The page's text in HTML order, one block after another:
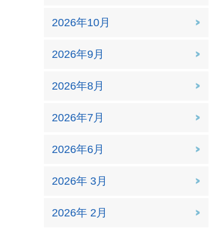
2026年10月
2026年9月
2026年8月
2026年7月
2026年6月
2026年 3月
2026年 2月